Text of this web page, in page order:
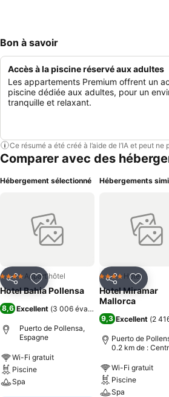
Bon à savoir
Accès à la piscine réservé aux adultes
Les appartements Premium offrent un
piscine dédiée aux adultes, pour un
tranquille et relaxant.
Ce résumé a été créé à l’aide de l’IA et peut
Comparer avec des
Hébergement sélectionné
PartagerAjouter à mes favoris
4 ÉtoilesAppart'hôtel
Hotel Bahia Pollensa
8,6 Excellent (3 006 évaluations
Puerto de Pollensa,
Espagne
Wi-Fi gratuit
Piscine
Spa
Hébergements
Partager
4 ÉtoilesHotel
Hotel Miramar
Mallorca
9,3 Excellent (2
Puerto de
0.2 km de :
Wi-Fi gratuit
Piscine
Spa